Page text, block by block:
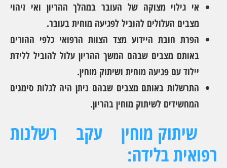
אי גילוי מצוקה של העובר במהלך ההריון ואי זיהוי
מצבים העלולים להוביל לפגיעה מוחית בעובר.
הפרת חובת היידוע מצד הצוות הרפואי כלפי ההורים
באותם מצבים שבהם המשך ההריון עלול להוביל ללידת
יילוד עם פגיעה מוחית ושיתוק מוחין.
התרשלות באותם מצבים שבהם ניתן היה לגלות סימנים
המחשידים לשיתוק מוחין בהריון.
שיתוק מוחין עקב רשלנות
רפואית בלידה: